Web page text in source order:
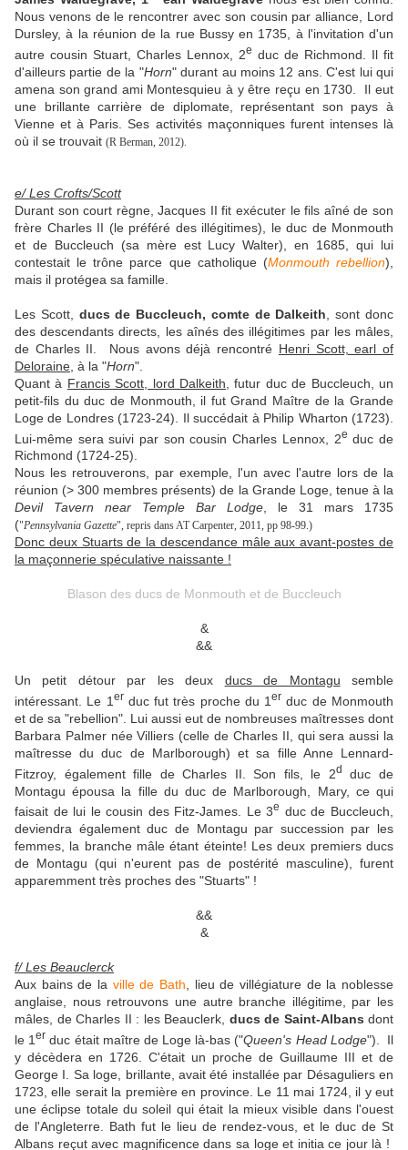
Nous venons de le rencontrer avec son cousin par alliance, Lord
Dursley, à la réunion de la rue Bussy en 1735, à l'invitation d'un
autre cousin Stuart, Charles Lennox, 2e duc de Richmond. Il fit
d'ailleurs partie de la "Horn" durant au moins 12 ans. C'est lui qui
amena son grand ami Montesquieu à y être reçu en 1730. Il eut
une brillante carrière de diplomate, représentant son pays à
Vienne et à Paris. Ses activités maçonniques furent intenses là
où il se trouvait (R Berman, 2012).
e/ Les Crofts/Scott
Durant son court règne, Jacques II fit exécuter le fils aîné de son
frère Charles II (le préféré des illégitimes), le duc de Monmouth
et de Buccleuch (sa mère est Lucy Walter), en 1685, qui lui
contestait le trône parce que catholique (Monmouth rebellion),
mais il protégea sa famille.
Les Scott, ducs de Buccleuch, comte de Dalkeith , sont donc
des descendants directs, les aînés des illégitimes par les mâles,
de Charles II. Nous avons déjà rencontré Henri Scott, earl of
Deloraine , à la "Horn".
Quant à Francis Scott, lord Dalkeith , futur duc de Buccleuch, un
petit-fils du duc de Monmouth, il fut Grand Maître de la Grande
Loge de Londres (1723-24). Il succédait à Philip Wharton (1723).
Lui-même sera suivi par son cousin Charles Lennox, 2e duc de
Richmond (1724-25).
Nous les retrouverons, par exemple, l'un avec l'autre lors de la
réunion (> 300 membres présents) de la Grande Loge, tenue à la
Devil Tavern near Temple Bar Lodge, le 31 mars 1735
("Pennsylvania Gazette", repris dansAT Carpenter, 2011, pp 98-99.)
Donc deux Stuarts de la descendance mâle aux avant-postes de
la maçonnerie spéculative naissante !
Blason des ducs de Monmouth et de Buccleuch
&
&&
Un petit détour par les deux ducs de Montagu semble
intéressant. Le 1 er duc fut très proche du 1er duc de Monmouth
et de sa "rebellion". Lui aussi eut de nombreuses maîtresses dont
Barbara Palmer née Villiers (celle de Charles II, qui sera aussi la
maîtresse du duc de Marlborough) et sa fille Anne Lennard-
Fitzroy, également fille de Charles II. Son fils, le 2d
duc de
Montagu épousa la fille du duc de Marlborough, Mary, ce qui
faisait de lui le cousin des Fitz-James. Le 3e duc de Buccleuch,
deviendra également duc de Montagu par succession par les
femmes, la branche mâle étant éteinte! Les deux premiers ducs
de Montagu (qui n'eurent pas de postérité masculine), furent
apparemment très proches des "Stuarts" !
&&
&
f/ Les Beauclerck
Aux bains de la ville de Bath, lieu de villégiature de la noblesse
anglaise, nous retrouvons une autre branche illégitime, par les
mâles, de Charles II : les Beauclerk, ducs de Saint-Albans dont
le 1er duc était maître de Loge là-bas ("Queen's Head Lodge"). Il
y décèdera en 1726. C'était un proche de Guillaume III et de
George I. Sa loge, brillante, avait été installée par Désaguliers en
1723, elle serait la première en province. Le 11 mai 1724, il y eut
une éclipse totale du soleil qui était la mieux visible dans l'ouest
de l'Angleterre. Bath fut le lieu de rendez-vous, et le duc de St
Albans reçut avec magnificence dans sa loge et initia ce jour là !